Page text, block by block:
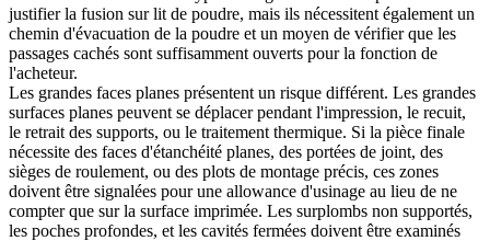
justifier la fusion sur lit de poudre, mais ils nécessitent également un
chemin d'évacuation de la poudre et un moyen de vérifier que les
passages cachés sont suffisamment ouverts pour la fonction de
l'acheteur.
Les grandes faces planes présentent un risque différent. Les grandes
surfaces planes peuvent se déplacer pendant l'impression, le recuit,
le retrait des supports, ou le traitement thermique. Si la pièce finale
nécessite des faces d'étanchéité planes, des portées de joint, des
sièges de roulement, ou des plots de montage précis, ces zones
doivent être signalées pour une allowance d'usinage au lieu de ne
compter que sur la surface imprimée. Les surplombs non supportés,
les poches profondes, et les cavités fermées doivent être examinés